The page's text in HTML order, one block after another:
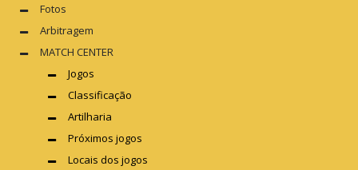
Fotos
Arbitragem
MATCH CENTER
Jogos
Classificação
Artilharia
Próximos jogos
Locais dos jogos